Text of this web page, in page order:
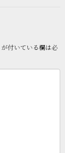
が付いている欄は必